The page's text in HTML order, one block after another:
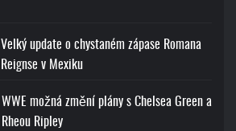
Velký update o chystaném zápase Romana
Reignse v Mexiku
WWE možná změní plány s Chelsea Green a
Rheou Ripley